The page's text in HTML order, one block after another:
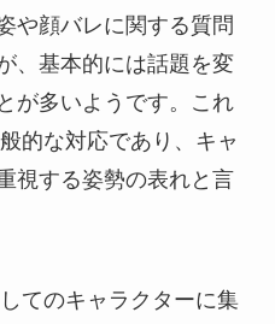
や顔バレに関する質問
、基本的には話題を変
が多いようです。これ
的な対応であり、キャ
視する姿勢の表れと言
てのキャラクターに集